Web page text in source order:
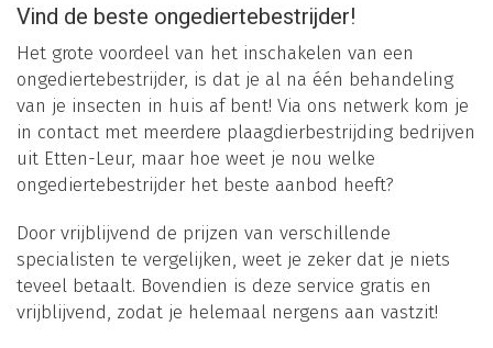
Vind de beste ongediertebestrijder!
Het grote voordeel van het inschakelen van een
ongediertebestrijder, is dat je al na één behandeling
van je insecten in huis af bent! Via ons netwerk kom je
in contact met meerdere plaagdierbestrijding bedrijven
uit Etten-Leur, maar hoe weet je nou welke
ongediertebestrijder het beste aanbod heeft?
Door vrijblijvend de prijzen van verschillende
specialisten te vergelijken, weet je zeker dat je niets
teveel betaalt. Bovendien is deze service gratis en
vrijblijvend, zodat je helemaal nergens aan vastzit!